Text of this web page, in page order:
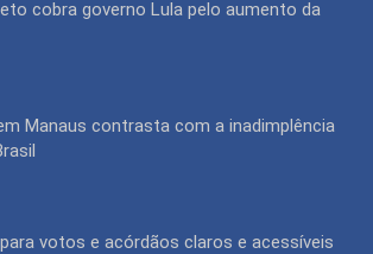
cobra governo Lula pelo aumento da
Manaus contrasta com a inadimplência
votos e acórdãos claros e acessíveis